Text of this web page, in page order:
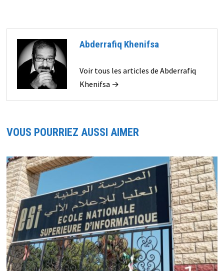
Abderrafiq Khenifsa
Voir tous les articles de Abderrafiq
Khenifsa →
VOUS POURRIEZ AUSSI AIMER